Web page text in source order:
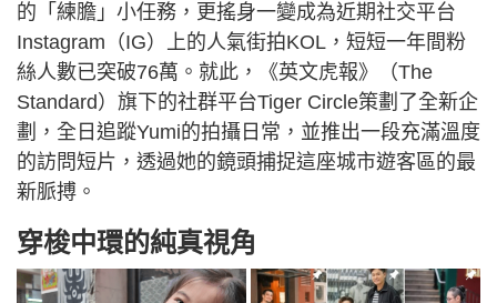
的「練膽」小任務，更搖身一變成為近期社交平台
Instagram（IG）上的人氣街拍KOL，短短一年間粉
絲人數已突破76萬。就此，《英文虎報》（The
Standard）旗下的社群平台Tiger Circle策劃了全新企
劃，全日追蹤Yumi的拍攝日常，並推出一段充滿溫度
的訪問短片，透過她的鏡頭捕捉這座城市遊客區的最
新脈搏。
穿梭中環的純真視角